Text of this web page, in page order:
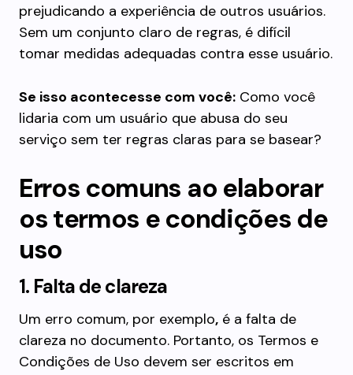
prejudicando a experiência de outros usuários.
Sem um conjunto claro de regras, é difícil
tomar medidas adequadas contra esse usuário.
Se isso acontecesse com você: Como você
lidaria com um usuário que abusa do seu
serviço sem ter regras claras para se basear?
Erros comuns ao elaborar
os termos e condições de
uso
1. Falta de clareza
Um erro comum, por exemplo, é a falta de
clareza no documento. Portanto, os Termos e
Condições de Uso devem ser escritos em